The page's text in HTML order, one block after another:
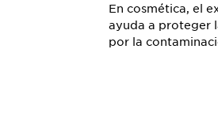
En cosmética, el
ayuda a proteger
por la